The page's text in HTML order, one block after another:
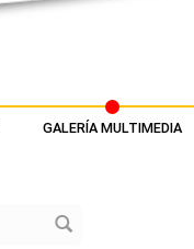
GALERÍA MULTIMEDIA